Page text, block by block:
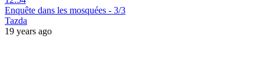
Enquête dans les mosquées - 3/3
Tazda
19 years ago